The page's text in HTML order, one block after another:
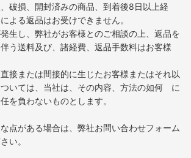
破損、開封済みの商品、到着後8日以上経
る返品はお受けできません。
生し、弊社がお客様とのご相談の上、返品を
う送料及び、諸経費、返品手数料はお客様
接または間接的に生じたお客様またはそれ以
いては、当社は、その内容、方法の如何 に
を負わないものとします。
点がある場合は、弊社お問い合わせフォーム
い。